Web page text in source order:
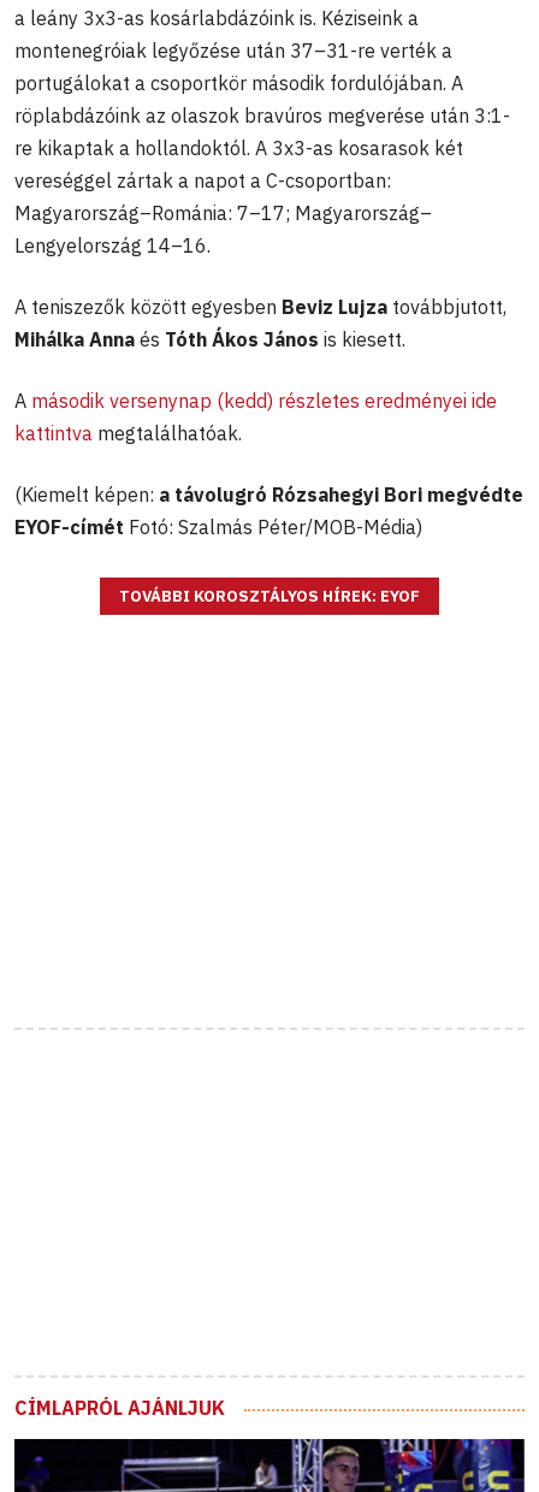
a leány 3x3-as kosárlabdázóink is. Kéziseink a
montenegróiak legyőzése után 37–31-re verték a
portugálokat a csoportkör második fordulójában. A
röplabdázóink az olaszok bravúros megverése után 3:1-
re kikaptak a hollandoktól. A 3x3-as kosarasok két
vereséggel zártak a napot a C-csoportban:
Magyarország–Románia: 7–17; Magyarország–
Lengyelország 14–16.
A teniszezők között egyesben Beviz Lujza továbbjutott,
Mihálka Anna és Tóth Ákos János is kiesett.
A második versenynap (kedd) részletes eredményei ide
kattintva megtalálhatóak.
(Kiemelt képen: a távolugró Rózsahegyi Bori megvédte
EYOF-címét Fotó: Szalmás Péter/MOB-Média)
TOVÁBBI KOROSZTÁLYOS HÍREK: EYOF
CÍMLAPRÓL AJÁNLJUK